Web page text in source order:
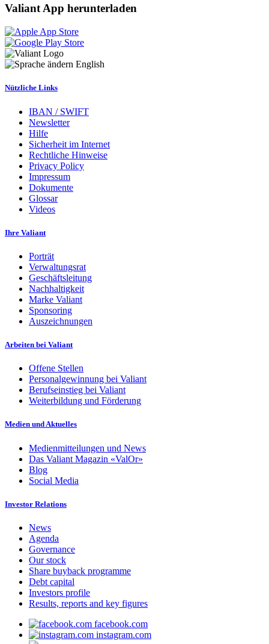
Valiant App herunterladen
English
Nützliche Links
IBAN / SWIFT
Newsletter
Hilfe
Sicherheit im Internet
Rechtliche Hinweise
Privacy Policy
Impressum
Dokumente
Glossar
Videos
Ihre Valiant
Porträt
Verwaltungsrat
Geschäftsleitung
Nachhaltigkeit
Marke Valiant
Sponsoring
Auszeichnungen
Arbeiten bei Valiant
Offene Stellen
Personalgewinnung bei Valiant
Berufseinstieg bei Valiant
Weiterbildung und Förderung
Medien und Aktuelles
Medienmitteilungen und News
Das Valiant Magazin «ValOr»
Blog
Social Media
Investor Relations
News
Agenda
Governance
Our stock
Share buyback programme
Debt capital
Investors profile
Results, reports and key figures
facebook.com
instagram.com